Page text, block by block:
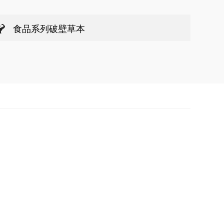
食品系列破壁草本